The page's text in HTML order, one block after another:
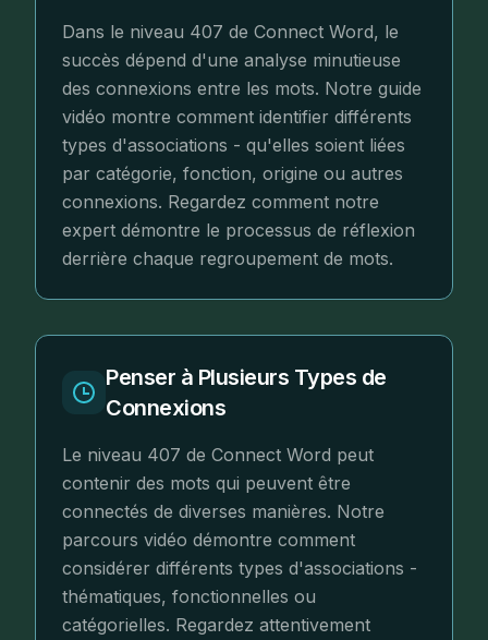
Dans le niveau 407 de Connect Word, le
succès dépend d'une analyse minutieuse
des connexions entre les mots. Notre guide
vidéo montre comment identifier différents
types d'associations - qu'elles soient liées
par catégorie, fonction, origine ou autres
connexions. Regardez comment notre
expert démontre le processus de réflexion
derrière chaque regroupement de mots.
Penser à Plusieurs Types de
Connexions
Le niveau 407 de Connect Word peut
contenir des mots qui peuvent être
connectés de diverses manières. Notre
parcours vidéo démontre comment
considérer différents types d'associations -
thématiques, fonctionnelles ou
catégorielles. Regardez attentivement